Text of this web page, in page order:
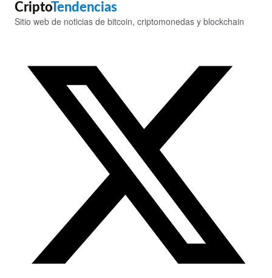
CriptoTendencias
Sitio web de noticias de bitcoin, criptomonedas y blockchain